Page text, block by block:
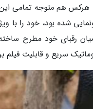
شده بود، خود را با
میان رقبای خود مطرح